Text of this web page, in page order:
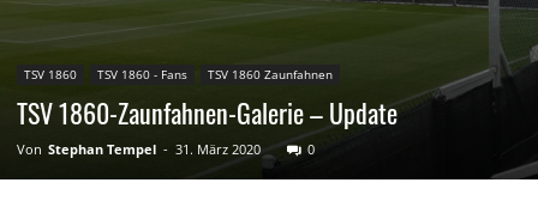
TSV 1860 TSV 1860 - Fans TSV 1860 Zaunfahnen
TSV 1860-Zaunfahnen-Galerie – Update
Von Stephan Tempel - 31. März 2020 0